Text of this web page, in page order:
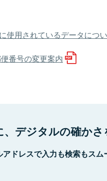
使用されているデータにつ
番号の変更案内
デジタルの確かさ
ドレスで入力も検索もスム